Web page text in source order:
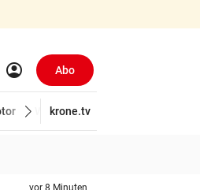
account_circle Abo
Wirtschaft
krone.tv
vor 8 Minuten